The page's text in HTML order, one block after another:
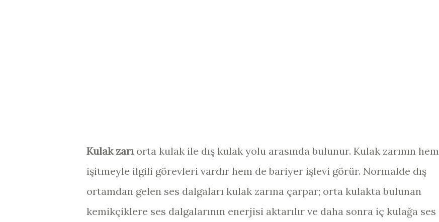
Kulak zarı orta kulak ile dış kulak yolu arasında bulunur. Kulak zarının hem
işitmeyle ilgili görevleri vardır hem de bariyer işlevi görür. Normalde dış
ortamdan gelen ses dalgaları kulak zarına çarpar; orta kulakta bulunan
kemikçiklere ses dalgalarının enerjisi aktarılır ve daha sonra iç kulağa ses